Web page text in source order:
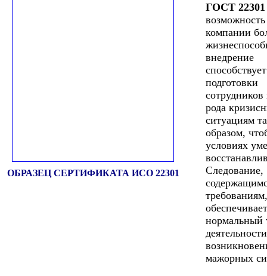
ОБРАЗЕЦ СЕРТИФИКАТА ИСО 22301
ГОСТ 22301
возможность
компании
внедрение
способствует
подготовки
сотрудников
рода
ситуациям
образом,
условиях
Следование,
требованиям,
обеспечивает
нормальный
мажорных